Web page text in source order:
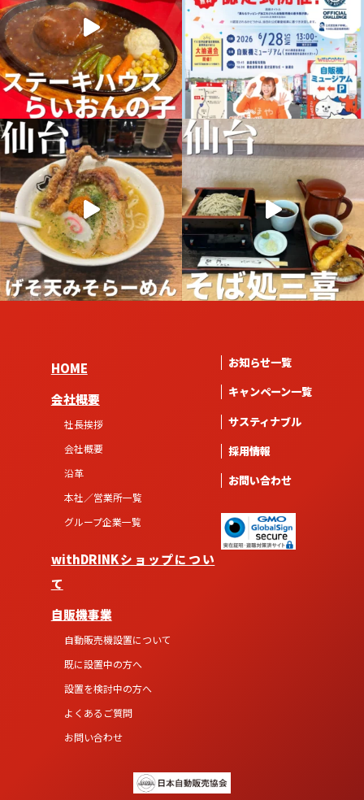
HOME
会社概要
社長挨拶
会社概要
沿革
本社／営業所一覧
グループ企業一覧
withDRINKショップについ
て
自販機事業
自動販売機設置について
既に設置中の方へ
設置を検討中の方へ
よくあるご質問
お問い合わせ
お知らせ一覧
キャンペーン一覧
サスティナブル
採用情報
お問い合わせ